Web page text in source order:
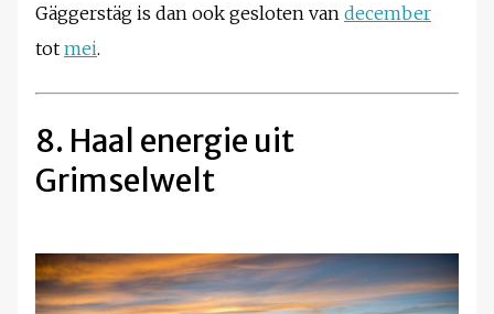
Gäggerstäg is dan ook gesloten van december
tot mei.
8. Haal energie uit
Grimselwelt